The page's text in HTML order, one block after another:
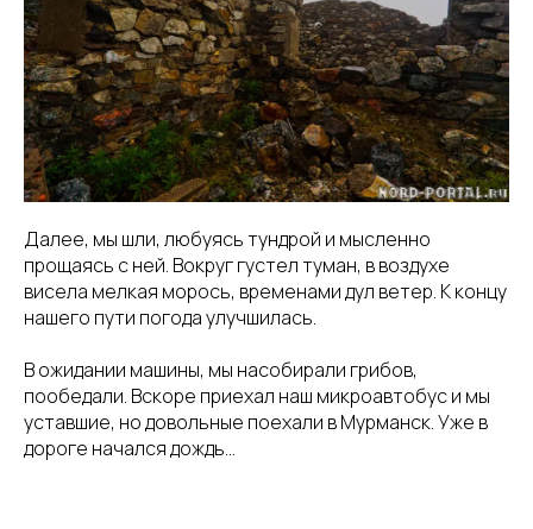
Далее, мы шли, любуясь тундрой и мысленно
прощаясь с ней. Вокруг густел туман, в воздухе
висела мелкая морось, временами дул ветер. К концу
нашего пути погода улучшилась.
В ожидании машины, мы насобирали грибов,
пообедали. Вскоре приехал наш микроавтобус и мы
уставшие, но довольные поехали в Мурманск. Уже в
дороге начался дождь…